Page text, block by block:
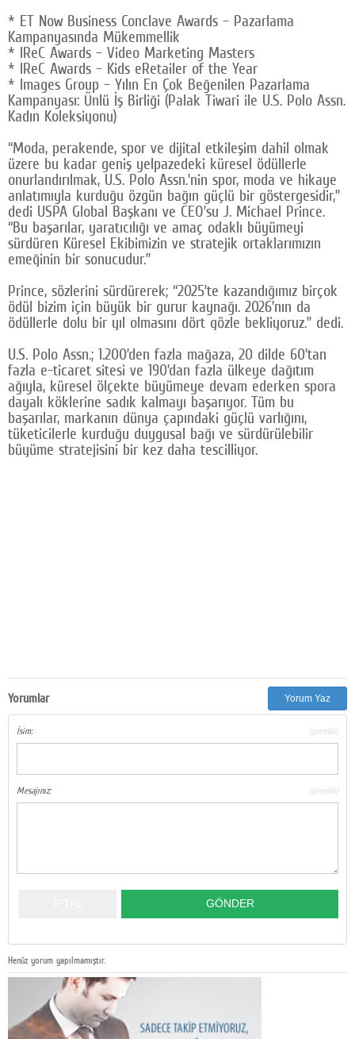
* ET Now Business Conclave Awards – Pazarlama
Kampanyasında Mükemmellik
* IReC Awards – Video Marketing Masters
* IReC Awards – Kids eRetailer of the Year
* Images Group – Yılın En Çok Beğenilen Pazarlama
Kampanyası: Ünlü İş Birliği (Palak Tiwari ile U.S. Polo Assn.
Kadın Koleksiyonu)
“Moda, perakende, spor ve dijital etkileşim dahil olmak
üzere bu kadar geniş yelpazedeki küresel ödüllerle
onurlandırılmak, U.S. Polo Assn.’nin spor, moda ve hikaye
anlatımıyla kurduğu özgün bağın güçlü bir göstergesidir,”
dedi USPA Global Başkanı ve CEO’su J. Michael Prince.
“Bu başarılar, yaratıcılığı ve amaç odaklı büyümeyi
sürdüren Küresel Ekibimizin ve stratejik ortaklarımızın
emeğinin bir sonucudur.”
Prince, sözlerini sürdürerek; “2025’te kazandığımız birçok
ödül bizim için büyük bir gurur kaynağı. 2026’nın da
ödüllerle dolu bir yıl olmasını dört gözle bekliyoruz.” dedi.
U.S. Polo Assn.; 1.200’den fazla mağaza, 20 dilde 60’tan
fazla e-ticaret sitesi ve 190’dan fazla ülkeye dağıtım
ağıyla, küresel ölçekte büyümeye devam ederken spora
dayalı köklerine sadık kalmayı başarıyor. Tüm bu
başarılar, markanın dünya çapındaki güçlü varlığını,
tüketicilerle kurduğu duygusal bağı ve sürdürülebilir
büyüme stratejisini bir kez daha tescilliyor.
Yorumlar Yorum Yaz
İsim: (gerekli)
Mesajınız: (gerekli)
Henüz yorum yapılmamıştır.